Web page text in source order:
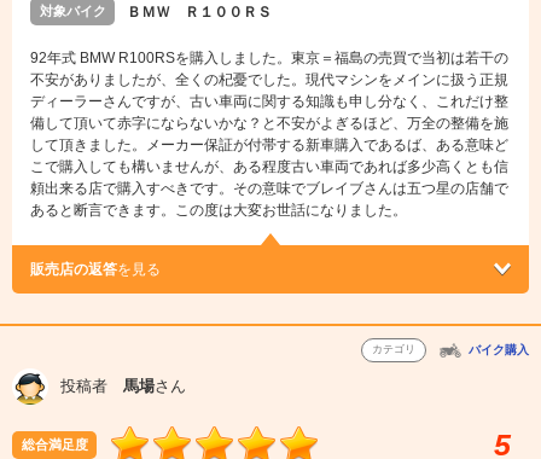
対象バイク ＢＭＷ Ｒ１００ＲＳ
92年式 BMW R100RSを購入しました。東京＝福島の売買で当初は若干の
不安がありましたが、全くの杞憂でした。現代マシンをメインに扱う正規
ディーラーさんですが、古い車両に関する知識も申し分なく、これだけ整
備して頂いて赤字にならないかな？と不安がよぎるほど、万全の整備を施
して頂きました。メーカー保証が付帯する新車購入であるば、ある意味ど
こで購入しても構いませんが、ある程度古い車両であれば多少高くとも信
頼出来る店で購入すべきです。その意味でブレイブさんは五つ星の店舗で
あると断言できます。この度は大変お世話になりました。
販売店の返答を見る
カテゴリ バイク購入
投稿者 馬場さん
総合満足度 5